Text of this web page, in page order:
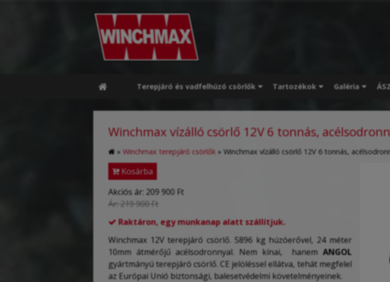
Terepjáró és vadfelhúzó csörlők Tartozékok Galéria
Winchmax vízálló csörlő 12V 6 tonnás,
» Winchmax terepjáró csörlők » Winchmax vízálló csörlő 12V 6 tonnás,
Kosárba
Akciós ár: 209 900 Ft
Ár: 219 900 Ft
 Raktáron, egy munkanap alatt szállítjuk.
Winchmax 12V terepjáró csörlő. 5896 kg húzóerővel, 24 méter
10mm átmérőjű acélsodronnyal. Nem kínai, hanem ANGOL
gyártmányú terepjáró csörlő. CE jelöléssel ellátva, tehát megfelel
az Európai Unió biztonsági, balesetvédelmi követelményeinek.